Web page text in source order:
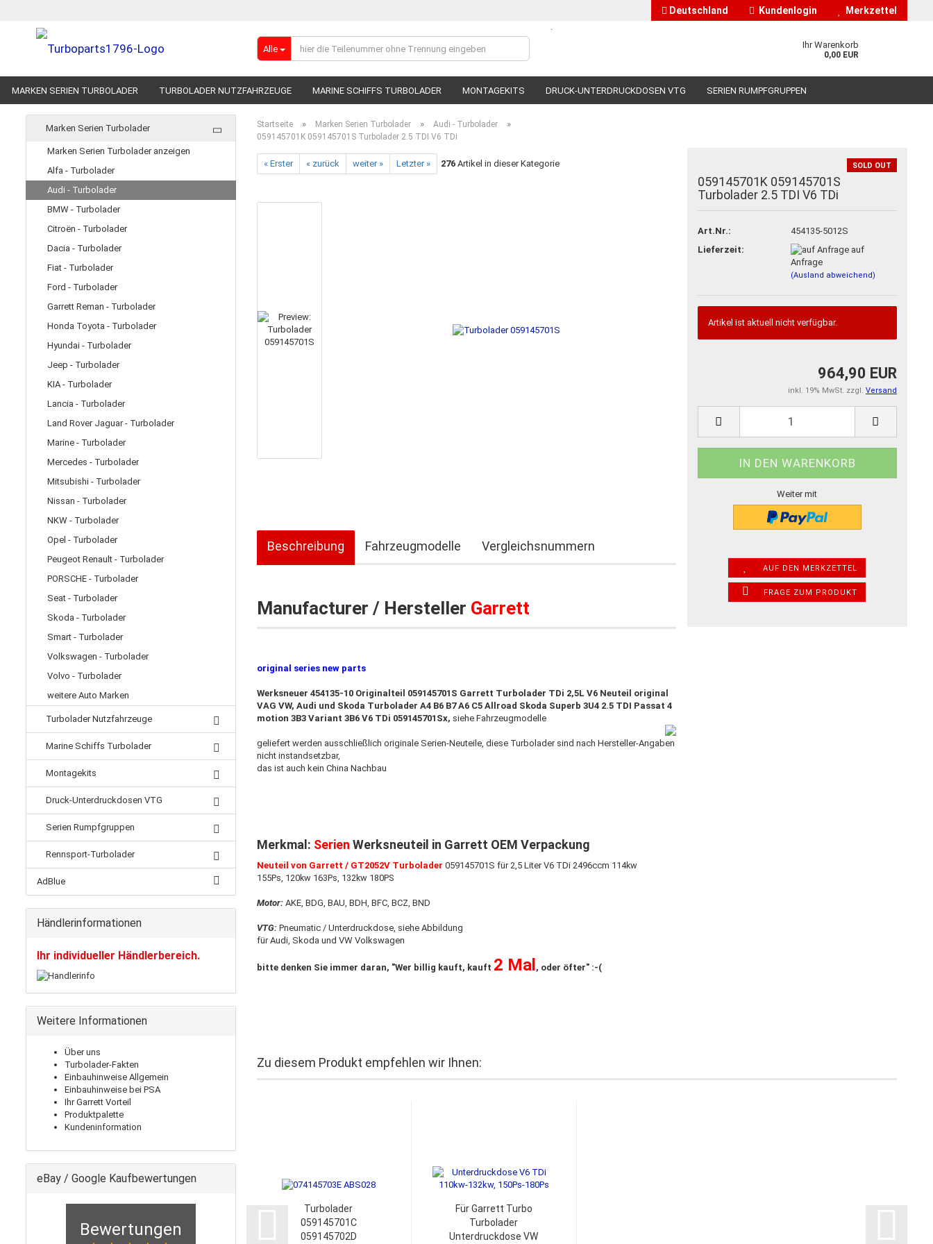
Deutschland
Lieferland
Kundenlogin Merkzettel
Alle
.
Ihr Warenkorb
0,00 EUR
MARKEN SERIEN TURBOLADER TURBOLADER NUTZFAHRZEUGE MARINE SCHIFFS TURBOLADER MONTAGEKITS DRUCK-UNTERDRUCKDOSEN VTG SERIEN RUMPFGRUPPEN
Startseite » Marken Serien Turbolader » Audi - Turbolader »
059145701K 059145701S Turbolader 2.5 TDI V6 TDi
« Erster « zurück weiter » Letzter » 276Artikel in dieser Kategorie SOLD OUT
059145701K 059145701S
Turbolader 2.5 TDI V6 TDi
Art.Nr.:
454135-5012S
Lieferzeit:
auf
Anfrage
(Ausland abweichend)
Artikel ist aktuell nicht verfügbar.
964,90 EUR
inkl. 19% MwSt. zzgl. Versand
Weiter mit
AUF DEN MERKZETTEL
FRAGE ZUM PRODUKT
Beschreibung Fahrzeugmodelle Vergleichsnummern
Manufacturer / Hersteller Garrett
original series new parts
Werksneuer 454135-10 Originalteil 059145701S Garrett Turbolader TDi 2,5L V6 Neuteil original
VAG VW, Audi und Skoda Turbolader A4 B6 B7 A6 C5 Allroad Skoda Superb 3U4 2.5 TDI Passat 4
motion 3B3 Variant 3B6 V6 TDi 059145701Sx, siehe Fahrzeugmodelle
geliefert werden ausschließlich originale Serien-Neuteile, diese Turbolader sind nach Hersteller-Angaben
nicht instandsetzbar,
das ist auch ​kein China Nachbau
Merkmal: Serien Werksneuteil in Garrett OEM Verpackung
Neuteil von Garrett / GT2052V Turbolader 059145701S für 2,5 Liter V6 TDi 2496ccm 114kw
155Ps, 120kw 163Ps, 132kw 180PS
Motor: AKE, BDG, BAU, BDH, BFC, BCZ, BND
VTG: Pneumatic / Unterdruckdose, siehe Abbildung
für Audi, Skoda und VW Volkswagen
bitte denken Sie immer daran, "Wer billig kauft, kauft 2 Mal , oder öfter" :-(
Zu diesem Produkt empfehlen wir Ihnen:
Turbolader
059145701C
059145702D
Für Garrett Turbo
Turbolader
Unterdruckdose VW
Marken Serien Turbolader
Marken Serien Turbolader anzeigen
Alfa - Turbolader
Audi - Turbolader
BMW - Turbolader
Citroën - Turbolader
Dacia - Turbolader
Fiat - Turbolader
Ford - Turbolader
Garrett Reman - Turbolader
Honda Toyota - Turbolader
Hyundai - Turbolader
Jeep - Turbolader
KIA - Turbolader
Lancia - Turbolader
Land Rover Jaguar - Turbolader
Marine - Turbolader
Mercedes - Turbolader
Mitsubishi - Turbolader
Nissan - Turbolader
NKW - Turbolader
Opel - Turbolader
Peugeot Renault - Turbolader
PORSCHE - Turbolader
Seat - Turbolader
Skoda - Turbolader
Smart - Turbolader
Volkswagen - Turbolader
Volvo - Turbolader
weitere Auto Marken
Turbolader Nutzfahrzeuge
Marine Schiffs Turbolader
Montagekits
Druck-Unterdruckdosen VTG
Serien Rumpfgruppen
Rennsport-Turbolader
AdBlue
Händlerinformationen
Ihr individueller Händlerbereich.
Weitere Informationen
Über uns
Turbolader-Fakten
Einbauhinweise Allgemein
Einbauhinweise bei PSA
Ihr Garrett Vorteil
Produktpalette
Kundeninformation
eBay / Google Kaufbewertungen
Bewertungen